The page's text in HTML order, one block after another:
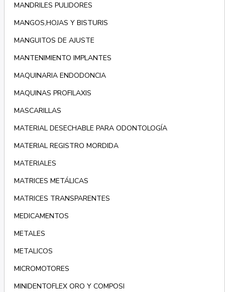
MANDRILES PULIDORES
MANGOS,HOJAS Y BISTURIS
MANGUITOS DE AJUSTE
MANTENIMIENTO IMPLANTES
MAQUINARIA ENDODONCIA
MAQUINAS PROFILAXIS
MASCARILLAS
MATERIAL DESECHABLE PARA ODONTOLOGÍA
MATERIAL REGISTRO MORDIDA
MATERIALES
MATRICES METÁLICAS
MATRICES TRANSPARENTES
MEDICAMENTOS
METALES
METALICOS
MICROMOTORES
MINIDENTOFLEX ORO Y COMPOSI